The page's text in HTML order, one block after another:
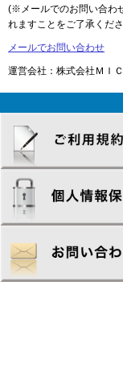
(※メールでのお問い合わ
れますことをご了承くだ
メールでお問い合わせ
運営会社：株式会社ＭＩ